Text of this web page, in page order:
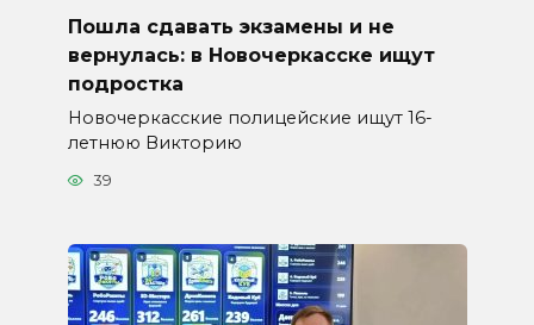
Пошла сдавать экзамены и не
вернулась: в Новочеркасске ищут
подростка
Новочеркасские полицейские ищут 16-
летнюю Викторию
39